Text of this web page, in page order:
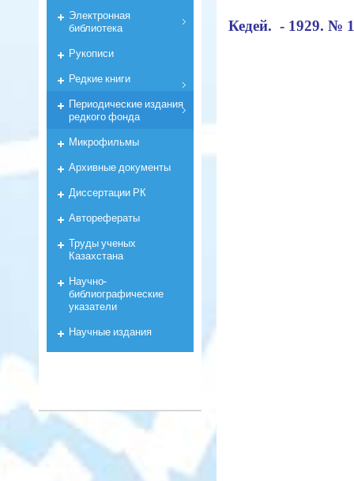
Кедей. - 1929. №
Электронная
библиотека
Рукописи
Редкие книги
Периодические издания
редкого фонда
Микрофильмы
Архивные документы
Диссертации РК
Авторефераты
Труды ученых
Казахстана
Научно-
библиографические
указатели
Научные издания